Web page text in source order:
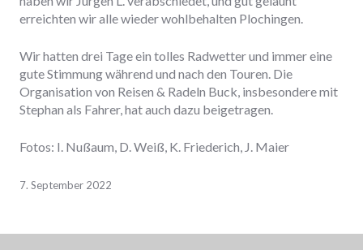
erreichten wir alle wieder wohlbehalten Plochingen.
Wir hatten drei Tage ein tolles Radwetter und immer eine
gute Stimmung während und nach den Touren. Die
Organisation von Reisen & Radeln Buck, insbesondere mit
Stephan als Fahrer, hat auch dazu beigetragen.
Fotos: I. Nußaum, D. Weiß, K. Friederich, J. Maier
7. September 2022